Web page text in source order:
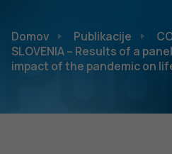
Domov Publikacije
SLOVENIA – Results of a
impact of the pandemic on